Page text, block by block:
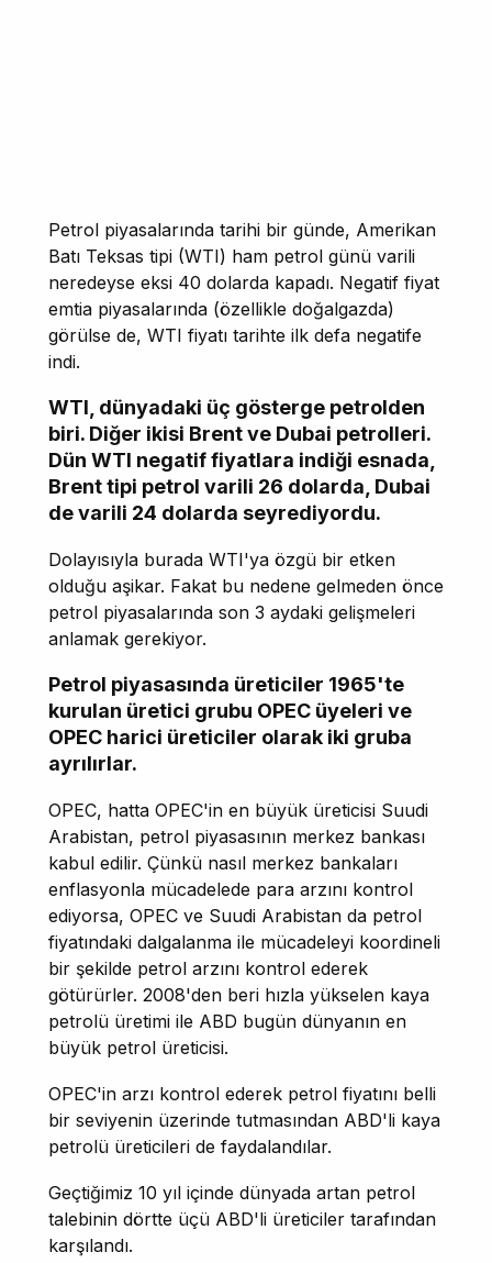
Petrol piyasalarında tarihi bir günde, Amerikan
Batı Teksas tipi (WTI) ham petrol günü varili
neredeyse eksi 40 dolarda kapadı. Negatif fiyat
emtia piyasalarında (özellikle doğalgazda)
görülse de, WTI fiyatı tarihte ilk defa negatife
indi.
WTI, dünyadaki üç gösterge petrolden
biri. Diğer ikisi Brent ve Dubai petrolleri.
Dün WTI negatif fiyatlara indiği esnada,
Brent tipi petrol varili 26 dolarda, Dubai
de varili 24 dolarda seyrediyordu.
Dolayısıyla burada WTI'ya özgü bir etken
olduğu aşikar. Fakat bu nedene gelmeden önce
petrol piyasalarında son 3 aydaki gelişmeleri
anlamak gerekiyor.
Petrol piyasasında üreticiler 1965'te
kurulan üretici grubu OPEC üyeleri ve
OPEC harici üreticiler olarak iki gruba
ayrılırlar.
OPEC, hatta OPEC'in en büyük üreticisi Suudi
Arabistan, petrol piyasasının merkez bankası
kabul edilir. Çünkü nasıl merkez bankaları
enflasyonla mücadelede para arzını kontrol
ediyorsa, OPEC ve Suudi Arabistan da petrol
fiyatındaki dalgalanma ile mücadeleyi koordineli
bir şekilde petrol arzını kontrol ederek
götürürler. 2008'den beri hızla yükselen kaya
petrolü üretimi ile ABD bugün dünyanın en
büyük petrol üreticisi.
OPEC'in arzı kontrol ederek petrol fiyatını belli
bir seviyenin üzerinde tutmasından ABD'li kaya
petrolü üreticileri de faydalandılar.
Geçtiğimiz 10 yıl içinde dünyada artan petrol
talebinin dörtte üçü ABD'li üreticiler tarafından
karşılandı.